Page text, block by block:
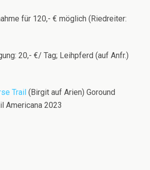
für 120,- € möglich (Riedreiter:
20,- €/ Tag; Leihpferd (auf Anfr.)
Trail (Birgit auf Arien) Goround
Americana 2023